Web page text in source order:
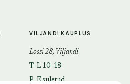
VILJANDI KAUPLUS
Lossi 28, Viljandi
T–L 10–18
P–E suletud